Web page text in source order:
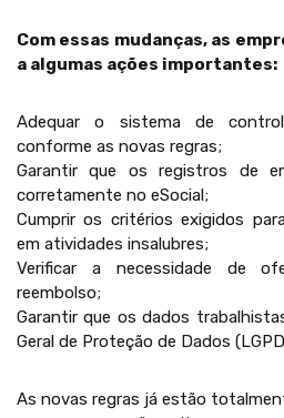
Com essas mudanças, as
a algumas ações importantes:
Adequar o sistema de
conforme as novas regras;
Garantir que os registros de
corretamente no eSocial;
Cumprir os critérios exigidos
em atividades insalubres;
Verificar a necessidade de
reembolso;
Garantir que os dados
Geral de Proteção de Dados
As novas regras já estão